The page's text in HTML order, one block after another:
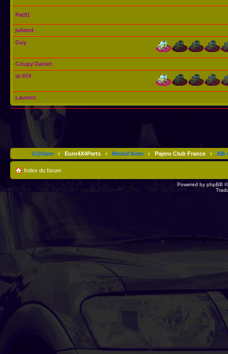
Pat91
juliend
Guy
Coupy Daniel
al-974
Laurent
G@lium ‹ Euro4X4Parts ‹ Modul'Auto ‹ Pajero Club France ‹ AB
Index du forum
Powered by phpBB